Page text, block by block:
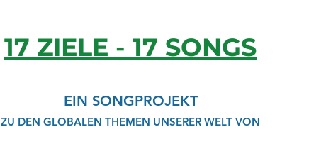
17 ZIELE - 17 SONGS
EIN SONGPROJEKT
ZU DEN GLOBALEN THEMEN UNSERER WELT VON